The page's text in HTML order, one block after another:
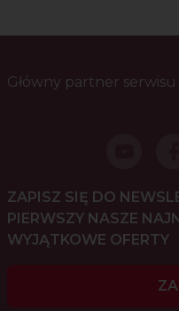
Główny partner serwisu
ZAPISZ SIĘ DO
PIERWSZY NASZE
WYJĄTKOWE OFERTY